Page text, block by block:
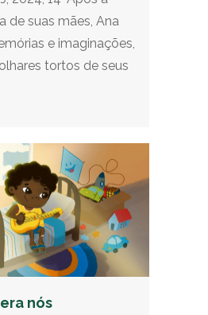
de suas mães, Ana
e imaginações,
tortos de seus
nós